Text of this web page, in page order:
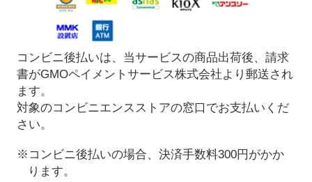
コンビニ後払いは、当サービスの商品出荷後、請求
書がGMOペイメントサービス株式会社より郵送され
ます。
対象のコンビニエンスストアの窓口でお支払いくだ
さい。
※コンビニ後払いの場合、決済手数料300円がかか
ります。